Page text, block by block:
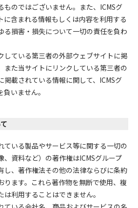
ものではございません。また、ICMSグ
に含まれる情報もしくは内容を利用する
る損害・損失について一切の責任を負わ
している第三者の外部ウェブサイトに掲
また当サイトにリンクしている第三者の
掲載されている情報に関して、ICMSグ
いません。
ている製品やサービス等に関する一切の
、資料など）の著作権はICMSグループ
し、著作権法その他の法律ならびに条約
ります。これら著作物を無断で使用、複
利用することはできません。